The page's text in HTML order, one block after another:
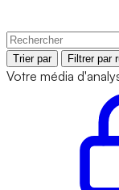
Trier par Filtrer par
Votre média